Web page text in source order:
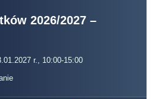
2026/2027 –
r., 10:00-15:00